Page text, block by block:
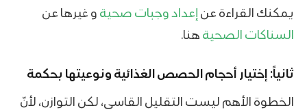
يمكنك القراءة عن إعداد وجبات صحية و غيرها عن
السناكات الصحية هنا.
ثانياً: إختيار أحجام الحصص الغذائية ونوعيتها بحكمة
الخطوة الأهم ليست التقليل القاسي، لكن التوازن، لأنّ